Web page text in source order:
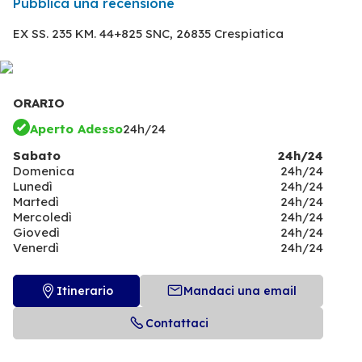
EX SS. 235 KM. 44+825 SNC, 26835 Crespiatica
ORARIO
Aperto Adesso24h/24
Sabato
24h/24
Domenica
24h/24
Lunedì
24h/24
Martedì
24h/24
Mercoledì
24h/24
Giovedì
24h/24
Venerdì
24h/24
Itinerario Mandaci una email
Contattaci